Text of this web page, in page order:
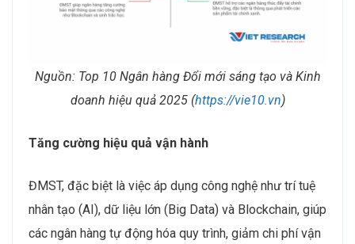
Nguồn: Top 10 Ngân hàng Đổi mới sáng tạo và Kinh
doanh hiệu quả 2025 (https://vie10.vn)
Tăng cường hiệu quả vận hành
ĐMST, đặc biệt là việc áp dụng công nghệ như trí tuệ
nhân tạo (AI), dữ liệu lớn (Big Data) và Blockchain, giúp
các ngân hàng tự động hóa quy trình, giảm chi phí vận